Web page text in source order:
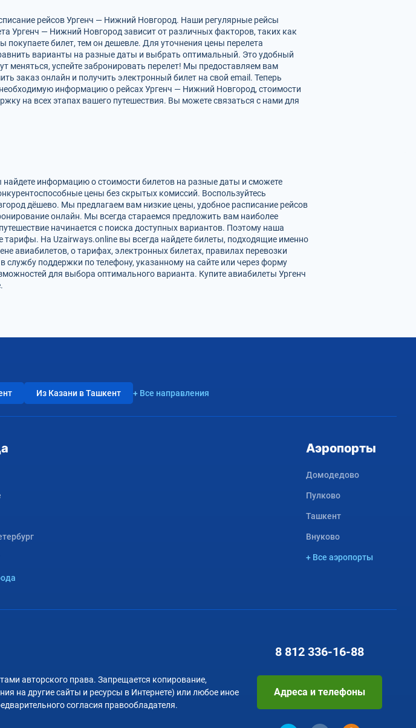
рейсов Ургенч — Нижний Новгород. Наши регулярные рейсы
Ургенч — Нижний Новгород зависит от различных факторов, таких как
билет, тем он дешевле. Для уточнения цены перелета
варианты на разные даты и выбрать оптимальный. Это удобный
меняться, успейте забронировать перелет! Мы предоставляем вам
заказ онлайн и получить электронный билет на свой email. Теперь
информацию о рейсах Ургенч — Нижний Новгород, стоимости
на всех этапах вашего путешествия. Вы можете связаться с нами для
информацию о стоимости билетов на разные даты и сможете
цены без скрытых комиссий. Воспользуйтесь
дёшево. Мы предлагаем вам низкие цены, удобное расписание рейсов
онлайн. Мы всегда стараемся предложить вам наиболее
начинается с поиска доступных вариантов. Поэтому наша
На Uzairways.online вы всегда найдете билеты, подходящие именно
авиабилетов, о тарифах, электронных билетах, правилах перевозки
поддержки по телефону, указанному на сайте или через форму
для выбора оптимального варианта. Купите авиабилеты Ургенч
Из Казани в Ташкент + Все направления
Аэропорты
Домодедово
Пулково
Ташкент
Внуково
+ Все аэропорты
авторского права. Запрещается копирование,
на другие сайты и ресурсы в Интернете) или любое иное
согласия правообладателя.
8 812 336-16-88
Адреса и телефоны